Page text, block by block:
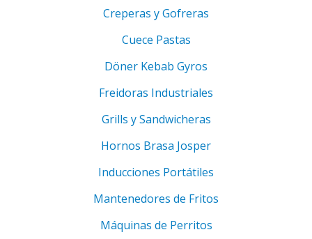
Creperas y Gofreras
Cuece Pastas
Döner Kebab Gyros
Freidoras Industriales
Grills y Sandwicheras
Hornos Brasa Josper
Inducciones Portátiles
Mantenedores de Fritos
Máquinas de Perritos